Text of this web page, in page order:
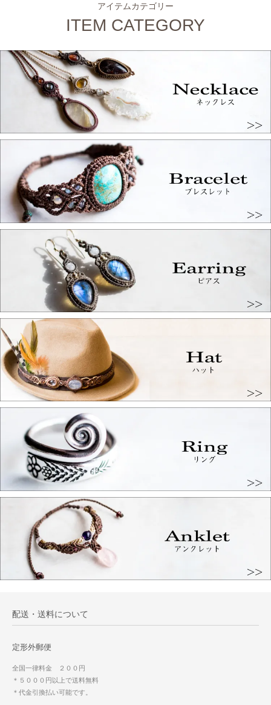
アイテムカテゴリー
ITEM CATEGORY
配送・送料について
定形外郵便
全国一律料金 ２００円
＊５０００円以上で送料無料
＊代金引換払い可能です。